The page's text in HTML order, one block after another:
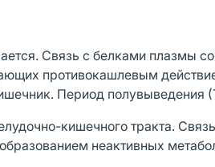
Связь с белками плазмы
противокашлевым
Период полувыведения
кишечного тракта.
неактивных